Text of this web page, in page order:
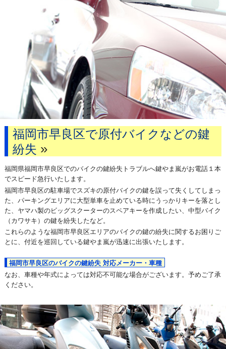
福岡市早良区で原付バイクなどの鍵
紛失 »
福岡県福岡市早良区でのバイクの鍵紛失トラブルへ鍵やま嵐がお電話１本
でスピード急行いたします。
福岡市早良区の駐車場でスズキの原付バイクの鍵を誤って失くしてしまっ
た、パーキングエリアに大型単車を止めている時にうっかりキーを落とし
た、ヤマハ製のビッグスクーターのスペアキーを作成したい、中型バイク
（カワサキ）の鍵を紛失したなど。
これらのような福岡市早良区エリアのバイクの鍵の紛失に関するお困りご
とに、付近を巡回している鍵やま嵐が迅速に出張いたします。
福岡市早良区のバイクの鍵紛失 対応メーカー・車種
なお、車種や年式によっては対応不可能な場合がございます。予めご了承
ください。